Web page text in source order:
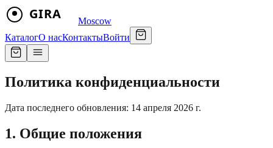
Moscow
КаталогО насКонтактыВойти
Политика конфиденциальности
Дата последнего обновления: 14 апреля 2026 г.
1. Общие положения